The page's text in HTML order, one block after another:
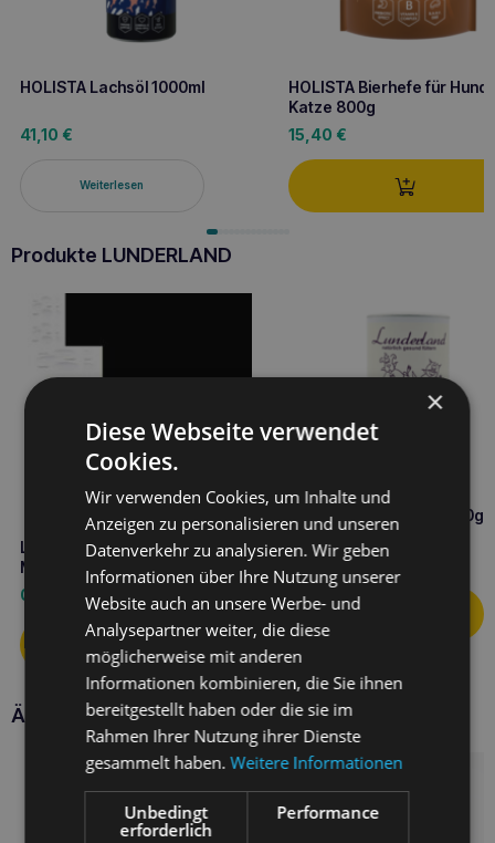
HOLISTA Lachsöl 1000ml
41,10 €
Weiterlesen
HOLISTA Bierhefe für Hund
Katze 800g
15,40 €
Produkte LUNDERLAND
Lunderland Produkt
Messbecher – Löffel
0,90
Lunderland Kollagen 600g
€
Ähnliche Produkte
×
Diese Webseite verwendet
Cookies.
Wir verwenden Cookies, um Inhalte und
Anzeigen zu personalisieren und unseren
Datenverkehr zu analysieren. Wir geben
Informationen über Ihre Nutzung unserer
Website auch an unsere Werbe- und
Analysepartner weiter, die diese
möglicherweise mit anderen
Informationen kombinieren, die Sie ihnen
bereitgestellt haben oder die sie im
Rahmen Ihrer Nutzung ihrer Dienste
gesammelt haben.Weitere Informationen
Unbedingt
erforderlich
Performance